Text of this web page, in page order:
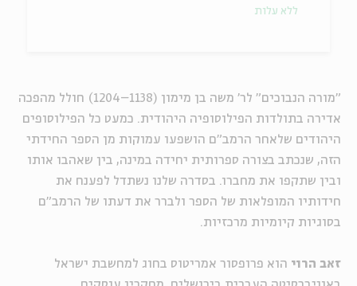
"מורה הנבוכים" לר' משה בן מימון (1138–1204) חולל מהפכה
אדירה בתולדות הפילוסופיה היהודית. כמעט כל הפילוסופים
היהודים שלאחר הרמב"ם הושפעו עמוקות מן הספר החידתי
הזה, שנכתב בצורה ספרותית יחידה במינה, בין שאהבו אותו
ובין שתקפו את מחברו. בסדרה שלנו נשתדל לפענח את
חידותיו המופלאות של הספר ולברר את דעתו של הרמב"ם
בסוגיות קיומיות מרכזיות.
זאב הרוי הוא פרופסור אמריטוס בחוג למחשבת ישראל
ללא עלות